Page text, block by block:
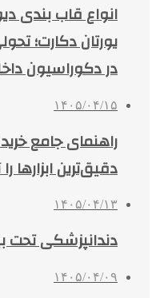
انواع قاب بندی
یورتان دکارت؛
در دکوراسیون
۱۴۰۵/۰۴/۱۵
راهنمای جامع
دقیق‌ترین ابزارها
۱۴۰۵/۰۴/۱۳
دندانپزشکی
۱۴۰۵/۰۴/۰۹